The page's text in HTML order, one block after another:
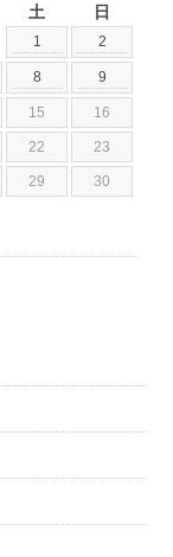
土 日
1 2
8 9
15 16
22 23
29 30